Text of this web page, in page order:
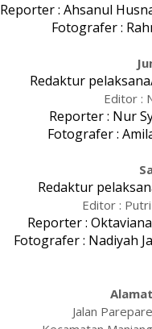
Reporter : Ahsanul
Fotografer :
Redaktur
Editor :
Reporter : Nur
Fotografer :
Redaktur
Editor :
Reporter :
Fotografer : Nadiyah
Jalan